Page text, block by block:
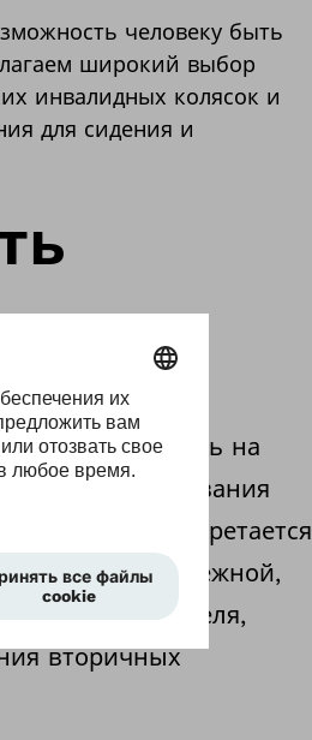
человеку быть
широкий выбор
инвалидных колясок и
для сидения и
пользователю
и ходить на
использования
Если приобретается
быть надежной,
пользователя,
вторичных